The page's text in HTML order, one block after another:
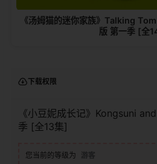
《汤姆猫的迷你家族》Talking
版 第一季 [全
下载权限
《小豆妮成长记》Kongsuni
季 [全13集]
您当前的等级为 游客